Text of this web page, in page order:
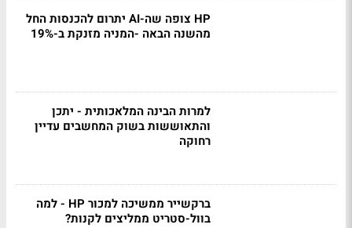
HP צופה שה-AI יתרום להכנסות החל
מהשנה הבאה -המניה מזנקת ב-19%
למרות הבינה המלאכותית - יתכן
והתאוששות בשוק המחשבים עדיין
רחוקה
ברקשייר ממשיכה למכור HP - למה
בוול-סטריט ממליצים לקנות?